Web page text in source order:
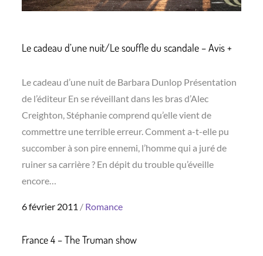
Le cadeau d’une nuit/Le souffle du scandale – Avis +
Le cadeau d’une nuit de Barbara Dunlop Présentation
de l’éditeur En se réveillant dans les bras d’Alec
Creighton, Stéphanie comprend qu’elle vient de
commettre une terrible erreur. Comment a-t-elle pu
succomber à son pire ennemi, l’homme qui a juré de
ruiner sa carrière ? En dépit du trouble qu’éveille
encore…
Posted
6 février 2011 Romance
France 4 – The Truman show